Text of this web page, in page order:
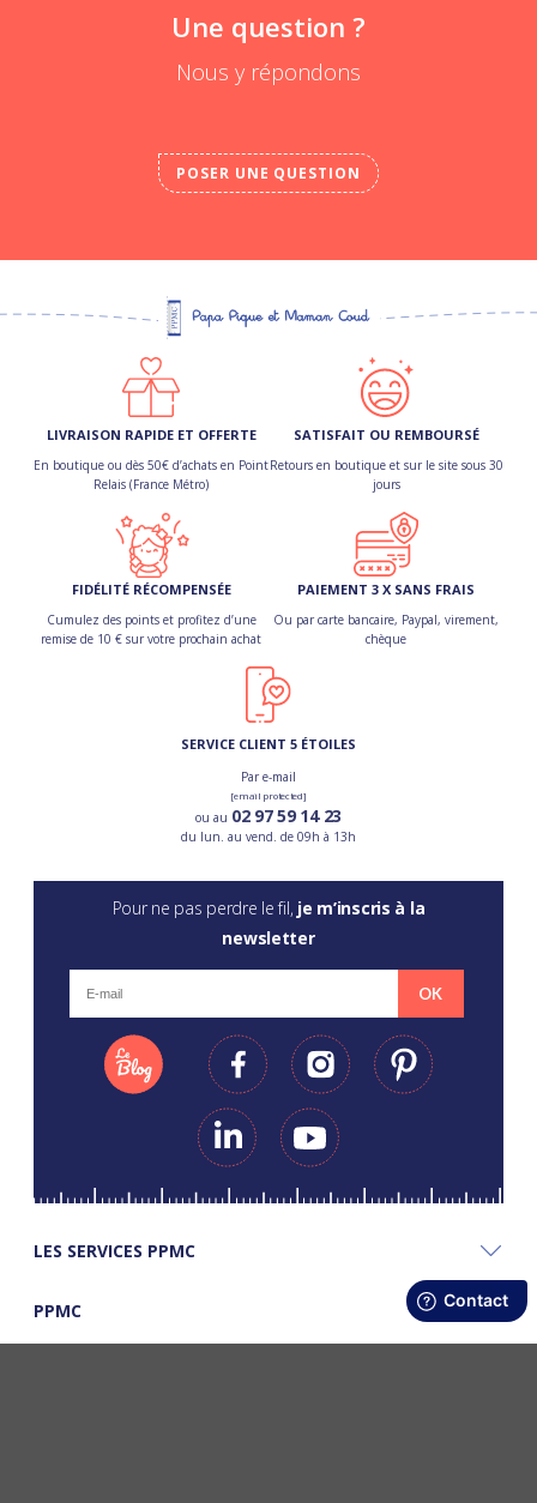
Une question ?
Nous y répondons
POSER UNE QUESTION
LIVRAISON RAPIDE ET OFFERTE
En boutique ou dès 50€ d’achats en Point
Relais (France Métro)
SATISFAIT OU REMBOURSÉ
Retours en boutique et sur le site sous 30
jours
FIDÉLITÉ RÉCOMPENSÉE
Cumulez des points et profitez d’une
remise de 10 € sur votre prochain achat
PAIEMENT 3 X SANS FRAIS
Ou par carte bancaire, Paypal, virement,
chèque
SERVICE CLIENT 5 ÉTOILES
Par e-mail
[email protected]
ou au 02 97 59 14 23
du lun. au vend. de 09h à 13h
Pour ne pas perdre le fil, je m’inscris à la
newsletter
OK
LES SERVICES PPMC
PPMC